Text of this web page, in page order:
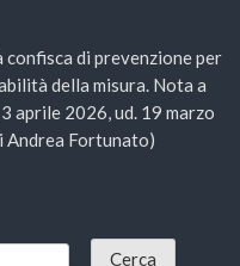
confisca di prevenzione per
della misura. Nota a
3 aprile 2026, ud. 19 marzo
Andrea Fortunato)